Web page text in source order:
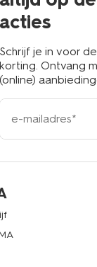
acties
Schrijf je in voor
korting. Ontvang
(online)
e-
mailadres